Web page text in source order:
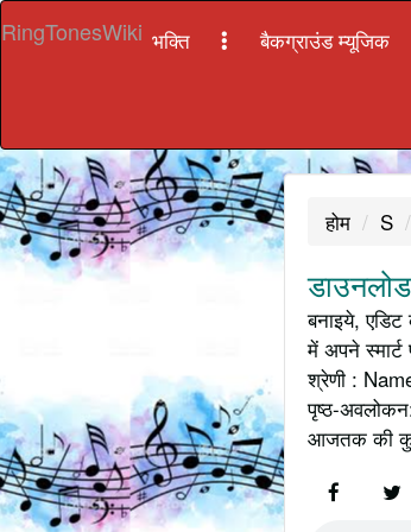
RingTonesWiki भक्ति बैकग्राउंड म्यूजिक
होम S
बनाइये,
में अपने
श्रेणी :
पृष्ठ-
आजतक की